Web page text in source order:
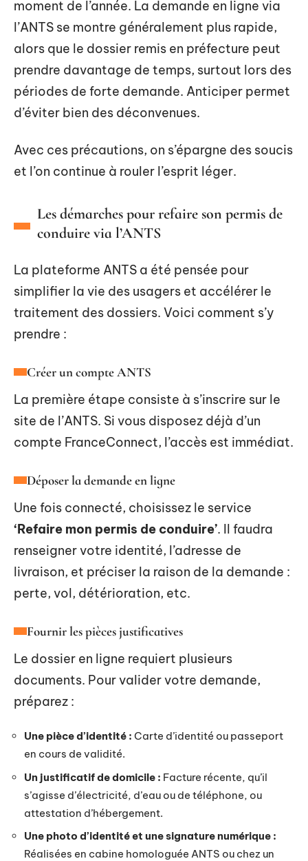
moment de l’année. La demande en ligne via
l’ANTS se montre généralement plus rapide,
alors que le dossier remis en préfecture peut
prendre davantage de temps, surtout lors des
périodes de forte demande. Anticiper permet
d’éviter bien des déconvenues.
Avec ces précautions, on s’épargne des soucis
et l’on continue à rouler l’esprit léger.
Les démarches pour refaire son permis de
conduire via l’ANTS
La plateforme ANTS a été pensée pour
simplifier la vie des usagers et accélérer le
traitement des dossiers. Voici comment s’y
prendre :
Créer un compte ANTS
La première étape consiste à s’inscrire sur le
site de l’ANTS. Si vous disposez déjà d’un
compte FranceConnect, l’accès est immédiat.
Déposer la demande en ligne
Une fois connecté, choisissez le service
‘Refaire mon permis de conduire’. Il faudra
renseigner votre identité, l’adresse de
livraison, et préciser la raison de la demande :
perte, vol, détérioration, etc.
Fournir les pièces justificatives
Le dossier en ligne requiert plusieurs
documents. Pour valider votre demande,
préparez :
Une pièce d’identité : Carte d’identité ou passeport
en cours de validité.
Un justificatif de domicile : Facture récente, qu’il
s’agisse d’électricité, d’eau ou de téléphone, ou
attestation d’hébergement.
Une photo d’identité et une signature numérique :
Réalisées en cabine homologuée ANTS ou chez un